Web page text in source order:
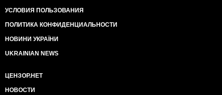
УСЛОВИЯ ПОЛЬЗОВАНИЯ
ПОЛИТИКА КОНФИДЕНЦИАЛЬНОСТИ
НОВИНИ УКРАЇНИ
UKRAINIAN NEWS
ЦЕНЗОР.НЕТ
НОВОСТИ